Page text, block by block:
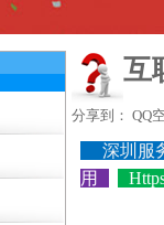
互
分享到： QQ
深圳服
用